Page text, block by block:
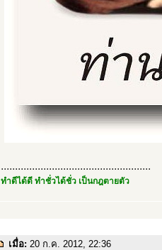
.....................................................
ทำดีได้ดี ทำชั่วได้ชั่ว เป็นกฎตายตัว
เมื่อ: 20 ก.ค. 2012, 22:36